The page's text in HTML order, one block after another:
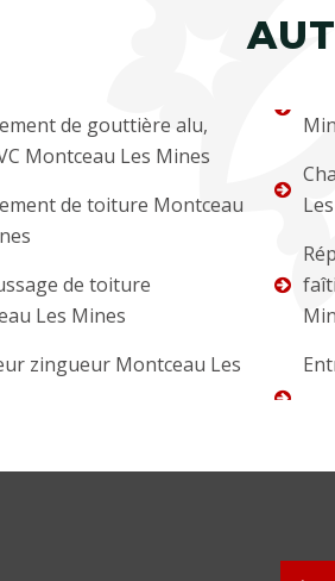
de gouttière alu,
Montceau Les Mines
de toiture Montceau
de toiture
Les Mines
zingueur Montceau Les